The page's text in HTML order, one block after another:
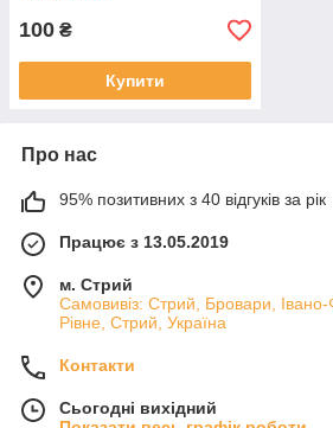
100 ₴
Купити
Про нас
95% позитивних з 40 відгуків за рік
Працює з 13.05.2019
м. Стрий
Самовивіз: Стрий, Бровари, Івано-
Рівне, Стрий, Україна
Контакти
Сьогодні вихідний